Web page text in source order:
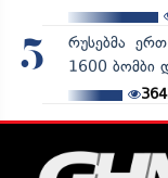
5
რუსებმა
1600 ბომბი